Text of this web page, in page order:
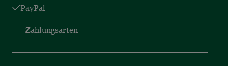
PayPal
Zahlungsarten